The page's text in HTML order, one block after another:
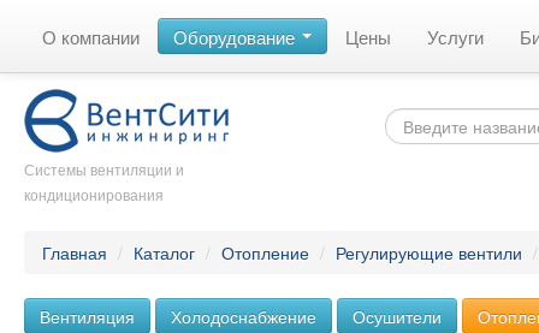
О компании Оборудование Цены Услуги
Системы вентиляции и
кондиционирования
Главная / Каталог / Отопление / Регулирующие вентили
Вентиляция Холодоснабжение Осушители